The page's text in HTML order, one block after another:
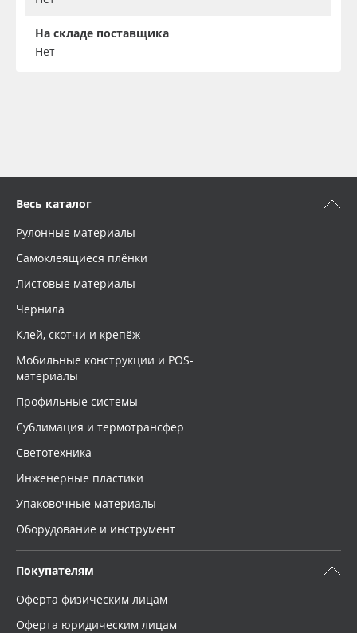
На складе поставщика
Нет
Весь каталог
Рулонные материалы
Самоклеящиеся плёнки
Листовые материалы
Чернила
Клей, скотчи и крепёж
Мобильные конструкции и POS-
материалы
Профильные системы
Сублимация и термотрансфер
Светотехника
Инженерные пластики
Упаковочные материалы
Оборудование и инструмент
Покупателям
Оферта физическим лицам
Оферта юридическим лицам